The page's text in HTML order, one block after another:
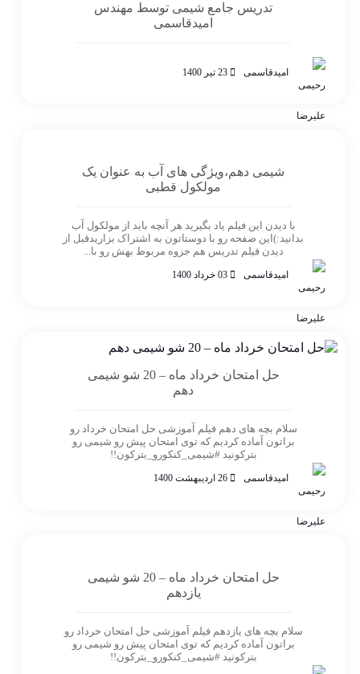
تدریس جامع شیمی توسط مهندس
امیدقاسمی
امیدقاسمی
شیمی دهم،ویژگی های آب به عنوان یک
مولکول قطبی
با دیدن این فیلم یاد بگیرید هر آنچه باید از مولکول آب
بدانید:)این صفحه رو با دوستاتون به اشتراک بزاریدقبل از
دیدن فیلم تدریس هم جزوه مربوط بهش رو با...
امیدقاسمی
حل امتحان خرداد ماه – 20 شو شیمی
دهم
سلام بچه های دهم فیلم آموزشی حل امتحان خرداد رو
براتون آماده کردیم که توی امتحان پیش رو شیمی رو
بترکونید #شیمی_کنکورو_بترکون!!
امیدقاسمی
حل امتحان خرداد ماه – 20 شو شیمی
یازدهم
سلام بچه های یازدهم فیلم آموزشی حل امتحان خرداد رو
براتون آماده کردیم که توی امتحان پیش رو شیمی رو
بترکونید #شیمی_کنکورو_بترکون!!